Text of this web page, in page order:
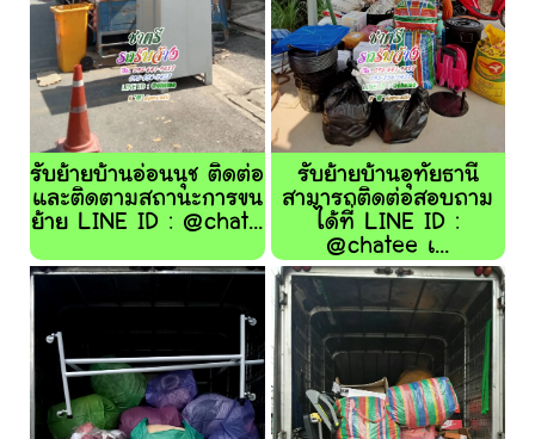
รับย้ายบ้านอ่อนนุช ติดต่อ
และติดตามสถานะการขน
ย้าย LINE ID : @chat...
รับย้ายบ้านอุทัยธานี
สามารถติดต่อสอบถาม
ได้ที่ LINE ID :
@chatee เ...